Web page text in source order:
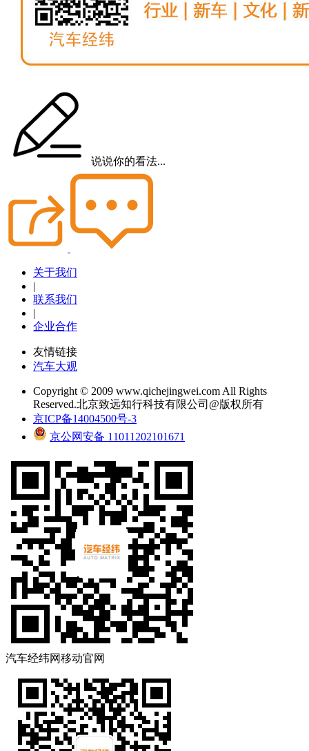
说说你的看法...
关于我们
|
联系我们
|
企业合作
友情链接
汽车大观
Copyright © 2009 www.qichejingwei.com All Rights
Reserved.北京致远知行科技有限公司@版权所有
京ICP备14004500号-3
京公网安备 11011202101671
汽车经纬网移动官网